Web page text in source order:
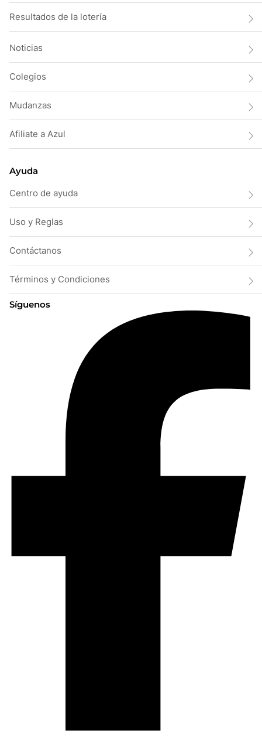
Resultados de la lotería
Noticias
Colegios
Mudanzas
Afiliate a Azul
Ayuda
Centro de ayuda
Uso y Reglas
Contáctanos
Términos y Condiciones
Síguenos